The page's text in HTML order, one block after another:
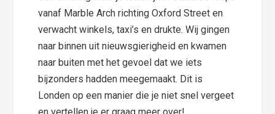
vanaf Marble Arch richting Oxford Street en
verwacht winkels, taxi’s en drukte. Wij gingen
naar binnen uit nieuwsgierigheid en kwamen
naar buiten met het gevoel dat we iets
bijzonders hadden meegemaakt. Dit is
Londen op een manier die je niet snel vergeet
en vertellen je er graag meer over!